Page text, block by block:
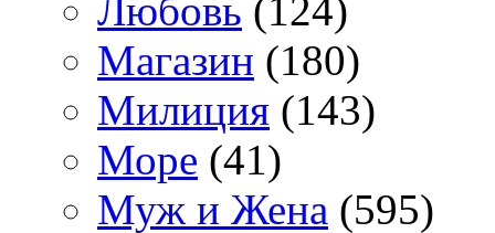
Любовь (124)
Магазин (180)
Милиция (143)
Море (41)
Муж и Жена (595)